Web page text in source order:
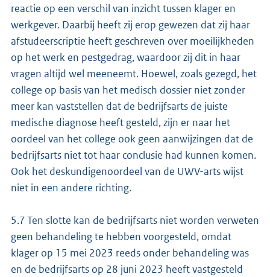
reactie op een verschil van inzicht tussen klager en
werkgever. Daarbij heeft zij erop gewezen dat zij haar
afstudeerscriptie heeft geschreven over moeilijkheden
op het werk en pestgedrag, waardoor zij dit in haar
vragen altijd wel meeneemt. Hoewel, zoals gezegd, het
college op basis van het medisch dossier niet zonder
meer kan vaststellen dat de bedrijfsarts de juiste
medische diagnose heeft gesteld, zijn er naar het
oordeel van het college ook geen aanwijzingen dat de
bedrijfsarts niet tot haar conclusie had kunnen komen.
Ook het deskundigenoordeel van de UWV-arts wijst
niet in een andere richting.
5.7 Ten slotte kan de bedrijfsarts niet worden verweten
geen behandeling te hebben voorgesteld, omdat
klager op 15 mei 2023 reeds onder behandeling was
en de bedrijfsarts op 28 juni 2023 heeft vastgesteld